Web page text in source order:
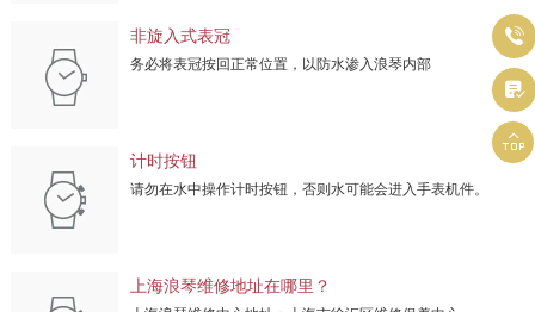
非旋入式表冠
务必将表冠按回正常位置，以防水渗入浪琴内部
计时按钮
请勿在水中操作计时按钮，否则水可能会进入手表机件。
上海浪琴维修地址在哪里？


